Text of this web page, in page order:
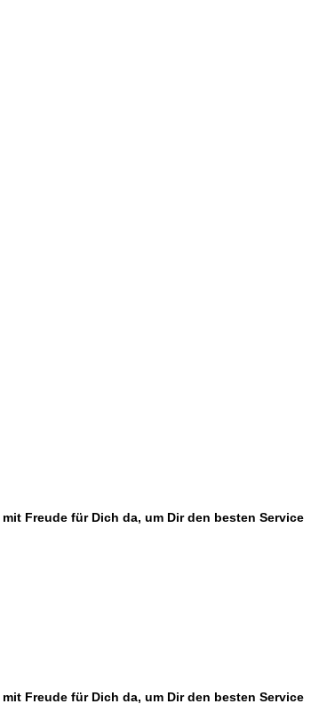
Freude für Dich da, um Dir den besten Service
Freude für Dich da, um Dir den besten Service